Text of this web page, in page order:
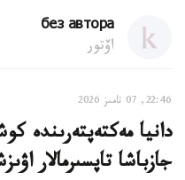
без автора
اۆتور
22:46, 07 تامىز 2026
دانيا مەكتەپتەرىندە
جازباشا تاپسىرمالار